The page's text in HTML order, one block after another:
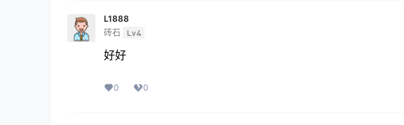
L1888
砖石 Lv4
好好
0 0